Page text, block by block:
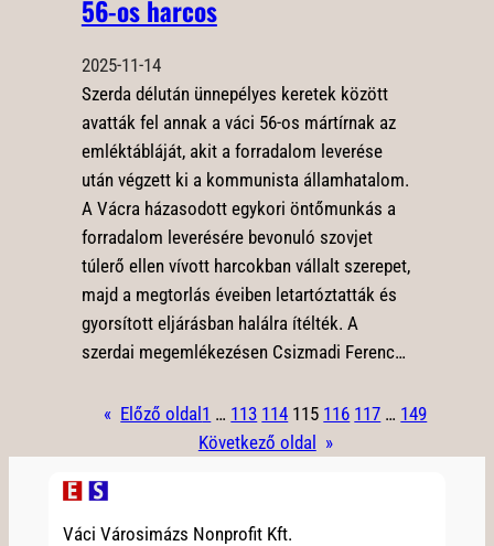
56-os harcos
2025-11-14
Szerda délután ünnepélyes keretek között
avatták fel annak a váci 56-os mártírnak az
emléktábláját, akit a forradalom leverése
után végzett ki a kommunista államhatalom.
A Vácra házasodott egykori öntőmunkás a
forradalom leverésére bevonuló szovjet
túlerő ellen vívott harcokban vállalt szerepet,
majd a megtorlás éveiben letartóztatták és
gyorsított eljárásban halálra ítélték. A
szerdai megemlékezésen Csizmadi Ferenc…
« Előző oldal 1 … 113 114 115 116 117 … 149
Következő oldal
»
Váci Városimázs Nonprofit Kft.